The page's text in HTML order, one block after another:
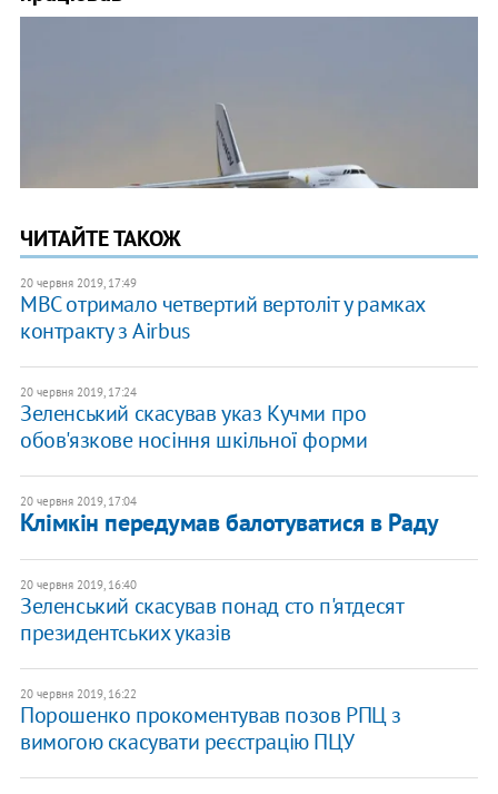
ЧИТАЙТЕ ТАКОЖ
20 червня 2019, 17:49
МВС отримало четвертий вертоліт у рамках
контракту з Airbus
20 червня 2019, 17:24
Зеленський скасував указ Кучми про
обов'язкове носіння шкільної форми
20 червня 2019, 17:04
Клімкін передумав балотуватися в Раду
20 червня 2019, 16:40
Зеленський скасував понад сто п'ятдесят
президентських указів
20 червня 2019, 16:22
Порошенко прокоментував позов РПЦ з
вимогою скасувати реєстрацію ПЦУ